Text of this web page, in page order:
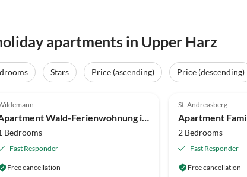
apartments in Upper Harz
Stars Price (ascending)
Price (descending)
Apartment Wald-Ferienwohnung in Wildemann
Bedrooms
Fast Responder
Free cancellation
St. Andreasberg
2 Bedrooms
Fast Responder
Free cancellation